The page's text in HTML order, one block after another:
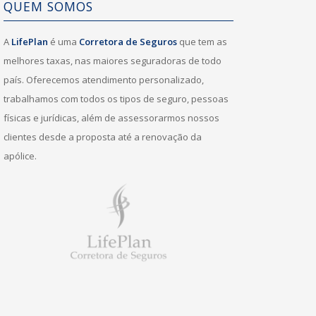
QUEM SOMOS
A LifePlan é uma Corretora de Seguros que tem as
melhores taxas, nas maiores seguradoras de todo
país. Oferecemos atendimento personalizado,
trabalhamos com todos os tipos de seguro, pessoas
físicas e jurídicas, além de assessorarmos nossos
clientes desde a proposta até a renovação da
apólice.